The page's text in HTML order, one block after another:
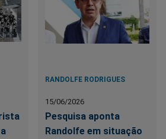
RANDOLFE RODRIGUES
15/06/2026
Pesquisa aponta
Randolfe em situação